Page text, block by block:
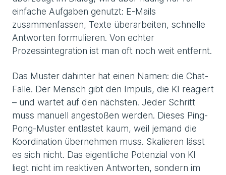
einfache Aufgaben genutzt: E-Mails
zusammenfassen, Texte überarbeiten, schnelle
Antworten formulieren. Von echter
Prozessintegration ist man oft noch weit entfernt.
Das Muster dahinter hat einen Namen: die Chat-
Falle. Der Mensch gibt den Impuls, die KI reagiert
– und wartet auf den nächsten. Jeder Schritt
muss manuell angestoßen werden. Dieses Ping-
Pong-Muster entlastet kaum, weil jemand die
Koordination übernehmen muss. Skalieren lässt
es sich nicht. Das eigentliche Potenzial von KI
liegt nicht im reaktiven Antworten, sondern im